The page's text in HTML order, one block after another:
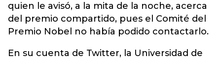
quien le avisó, a la mita de la noche, acerca
del premio compartido, pues el Comité del
Premio Nobel no había podido contactarlo.
En su cuenta de Twitter, la Universidad de